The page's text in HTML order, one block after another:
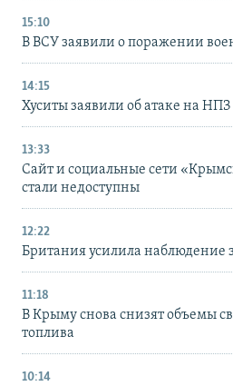
15:10
В ВСУ заявили о поражении
14:15
Хуситы заявили об атаке на
13:33
Сайт и социальные сети
стали недоступны
12:22
Британия усилила наблюдение
11:18
В Крыму снова снизят объемы
топлива
10:14